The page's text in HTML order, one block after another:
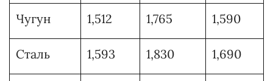
Чугун 1,512 1,765 1,590
Сталь 1,593 1,830 1,690